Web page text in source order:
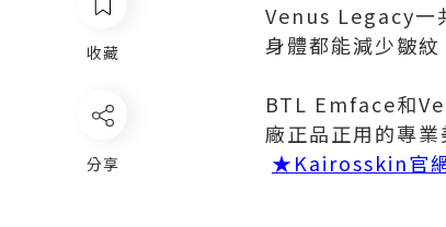
收藏
分享
Venus Legacy一
身體都能減少皺紋
BTL Emface和
廠正品正用的專
★Kairosskin官網